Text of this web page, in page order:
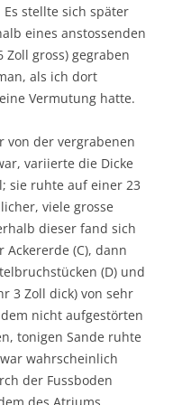
stellte sich später
eines anstossenden
Zoll gross) gegraben
als ich dort
Vermutung hatte.
von der vergrabenen
variierte die Dicke
sie ruhte auf einer 23
viele grosse
dieser fand sich
(C), dann
(D) und
3 Zoll dick) von sehr
nicht aufgestörten
tonigen Sande ruhte
wahrscheinlich
der Fussboden